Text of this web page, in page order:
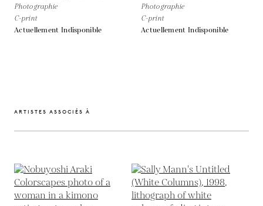
Photographie
C-print
Actuellement Indisponible
Photographie
C-print
Actuellement Indisponible
ARTISTES ASSOCIÉS À